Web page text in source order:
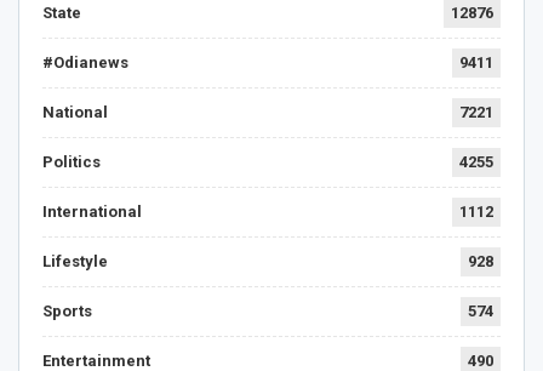
State 12876
#Odianews 9411
National 7221
Politics 4255
International 1112
Lifestyle 928
Sports 574
Entertainment 490